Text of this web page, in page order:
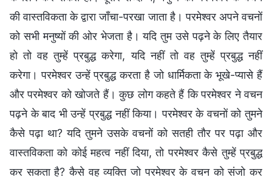
की वास्तविकता के द्वारा जाँचा-परखा जाता है। परमेश्वर अपने वचनों
को सभी मनुष्यों की ओर भेजता है। यदि तुम उसे पढ़ने के लिए तैयार
हो तो वह तुम्हें प्रबुद्ध करेगा, यदि नहीं तो वह तुम्हें प्रबुद्ध नहीं
करेगा। परमेश्वर उन्हें प्रबुद्ध करता है जो धार्मिकता के भूखे-प्यासे हैं
और परमेश्वर को खोजते हैं। कुछ लोग कहते हैं कि परमेश्वर ने वचन
पढ़ने के बाद भी उन्हें प्रबुद्ध नहीं किया। परमेश्वर के वचनों को तुमने
कैसे पढ़ा था? यदि तुमने उसके वचनों को सतही तौर पर पढ़ा और
वास्तविकता को कोई महत्व नहीं दिया, तो परमेश्वर कैसे तुम्हें प्रबुद्ध
कर सकता है? कैसे वह व्यक्ति जो परमेश्वर के वचन को संजो कर